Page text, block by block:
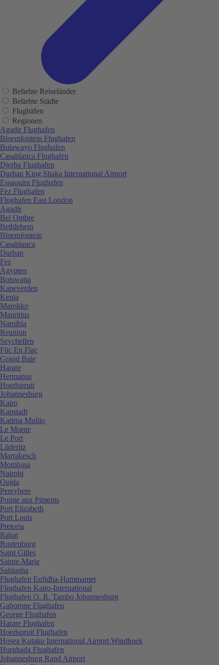
Beliebte Reiseländer
Beliebte Städte
Flughäfen
Regionen
Agadir Flughafen
Bloemfontein Flughafen
Bulawayo Flughafen
Casablanca Flughafen
Djerba Flughafen
Durban King Shaka International Airport
Essaouira Flughafen
Fez Flughafen
Flughafen East London
Agadir
Bel Ombre
Bethlehem
Bloemfontein
Casablanca
Durban
Fez
Ägypten
Botswana
Kapeverden
Kenia
Marokko
Mauritius
Namibia
Reunion
Seychellen
Flic En Flac
Grand Baie
Harare
Hermanus
Hoedspruit
Johannesburg
Kairo
Kapstadt
Katima Mulilo
Le Morne
Le Port
Lüderitz
Marrakesch
Mombasa
Nairobi
Oujda
Pereybere
Pointe aux Piments
Port Elizabeth
Port Louis
Pretoria
Rabat
Rustenburg
Saint Gilles
Sainte-Marie
Saldanha
Flughafen Enfidha-Hammamet
Flughafen Kairo-International
Flughafen O. R. Tambo Johannesburg
Gaborone Flughafen
George Flughafen
Harare Flughafen
Hoedspruit Flughafen
Hosea Kutako International Airport Windhoek
Hurghada Flughafen
Johannesburg Rand Airport